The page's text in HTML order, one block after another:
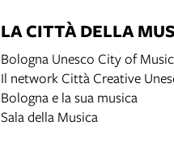
LA CITTÀ DELLA
Bologna Unesco City of Music
Il network Città Creative
Bologna e la sua musica
Sala della Musica